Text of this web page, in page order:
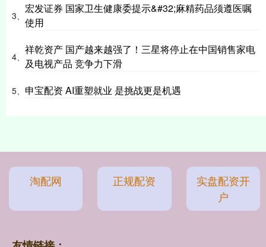
3、
宏发证券 国家卫生健康委提示&#32;麻精药品须遵医嘱
使用
4、
祥乾资产 国产越来越强了！三星将停止在中国销售家电
及电视产品 竞争力下滑
5、 申宝配资 AI重塑就业 是挑战更是机遇
淘配网 正规配资
实盘配资开
户